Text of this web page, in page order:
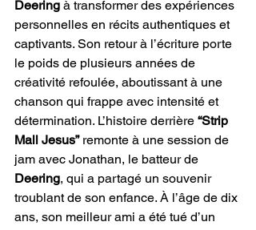
Deering à transformer des expériences
personnelles en récits authentiques et
captivants. Son retour à l’écriture porte
le poids de plusieurs années de
créativité refoulée, aboutissant à une
chanson qui frappe avec intensité et
détermination. L’histoire derrière “Strip
Mall Jesus” remonte à une session de
jam avec Jonathan, le batteur de
Deering, qui a partagé un souvenir
troublant de son enfance. À l’âge de dix
ans, son meilleur ami a été tué d’un